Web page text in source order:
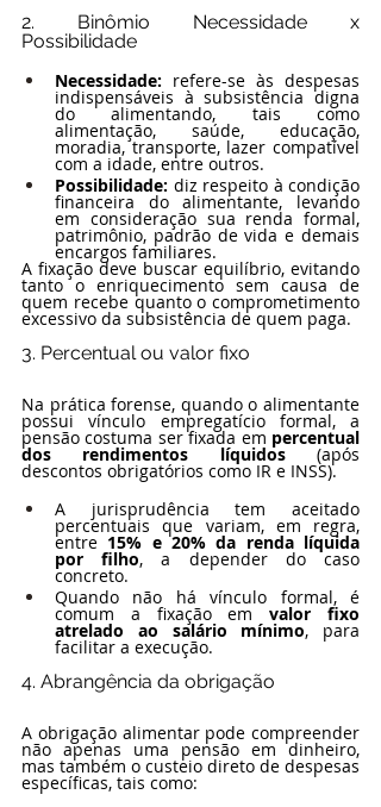
2. Binômio Necessidade x
Possibilidade
Necessidade: refere-se às despesas
indispensáveis à subsistência digna
do alimentando, tais como
alimentação, saúde, educação,
moradia, transporte, lazer compatível
com a idade, entre outros.
Possibilidade: diz respeito à condição
financeira do alimentante, levando
em consideração sua renda formal,
patrimônio, padrão de vida e demais
encargos familiares.
A fixação deve buscar equilíbrio, evitando
tanto o enriquecimento sem causa de
quem recebe quanto o comprometimento
excessivo da subsistência de quem paga.
3. Percentual ou valor fixo
Na prática forense, quando o alimentante
possui vínculo empregatício formal, a
pensão costuma ser fixada em percentual
dos rendimentos líquidos (após
descontos obrigatórios como IR e INSS).
A jurisprudência tem aceitado
percentuais que variam, em regra,
entre 15% e 20% da renda líquida
por filho, a depender do caso
concreto.
Quando não há vínculo formal, é
comum a fixação em valor fixo
atrelado ao salário mínimo, para
facilitar a execução.
4. Abrangência da obrigação
A obrigação alimentar pode compreender
não apenas uma pensão em dinheiro,
mas também o custeio direto de despesas
específicas, tais como: